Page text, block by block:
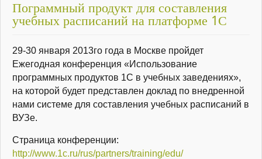
Пограммный продукт для составления
учебных расписаний на платформе 1С
29-30 января 2013го года в Москве пройдет
Ежегодная конференция «Использование
программных продуктов 1С в учебных заведениях»,
на которой будет представлен доклад по внедренной
нами системе для составления учебных расписаний в
ВУЗе.
Страница конференции:
http://www.1c.ru/rus/partners/training/edu/